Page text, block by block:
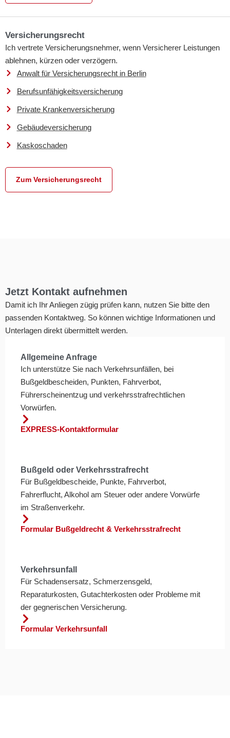
Versicherungsrecht
Ich vertrete Versicherungsnehmer, wenn Versicherer Leistungen
ablehnen, kürzen oder verzögern.
Anwalt für Versicherungsrecht in Berlin
Berufsunfähigkeitsversicherung
Private Krankenversicherung
Gebäudeversicherung
Kaskoschaden
Zum Versicherungsrecht
Jetzt Kontakt aufnehmen
Damit ich Ihr Anliegen zügig prüfen kann, nutzen Sie bitte den
passenden Kontaktweg. So können wichtige Informationen und
Unterlagen direkt übermittelt werden.
Allgemeine Anfrage
Ich unterstütze Sie nach Verkehrsunfällen, bei
Bußgeldbescheiden, Punkten, Fahrverbot,
Führerscheinentzug und verkehrsstrafrechtlichen
Vorwürfen.
EXPRESS-Kontaktformular
Bußgeld oder Verkehrsstrafrecht
Für Bußgeldbescheide, Punkte, Fahrverbot,
Fahrerflucht, Alkohol am Steuer oder andere Vorwürfe
im Straßenverkehr.
Formular Bußgeldrecht & Verkehrsstrafrecht
Verkehrsunfall
Für Schadensersatz, Schmerzensgeld,
Reparaturkosten, Gutachterkosten oder Probleme mit
der gegnerischen Versicherung.
Formular Verkehrsunfall